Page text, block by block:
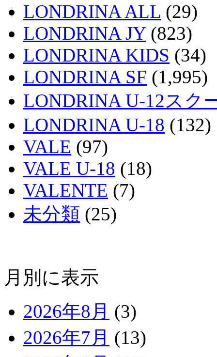
LONDRINA ALL (29)
LONDRINA JY(823)
LONDRINA KIDS (34)
LONDRINA SF (1,995)
LONDRINA U-12スク
LONDRINA U-18 (132)
VALE (97)
VALE U-18 (18)
VALENTE (7)
未分類 (25)
月別に表示
2026年8月 (3)
2026年7月 (13)